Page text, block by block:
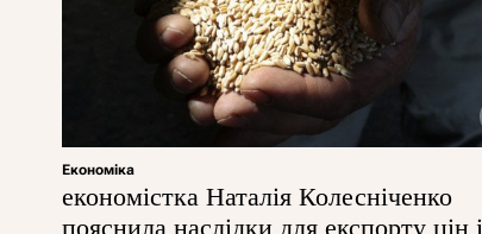
Економіка
економістка Наталія Колесніченко
пояснила наслідки для експорту цін і